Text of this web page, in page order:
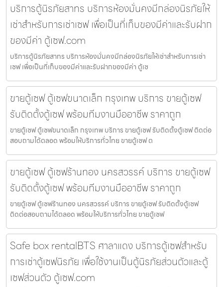
บริการตู้นิรภัยสาทร บริการห้องมั่นคงมีกล่องนิรภัยให้
เช่าสำหรับการเช่าเซฟ เพื่อเป็นที่เก็บของมีค่าและรับฝาก
ของมีค่า ตู้เซฟ.com
บริการตู้นิรภัยสาทร บริการห้องมั่นคงมีกล่องนิรภัยให้เช่าสำหรับการเช่า
เซฟ เพื่อเป็นที่เก็บของมีค่าและรับฝากของมีค่า ตู้เซ
ขายตู้เซฟ ตู้เซฟขนาดเล็ก กรุงเทพ บริการ ขายตู้เซฟ
รับติดตั้งตู้เซฟ พร้อมทีมงานมืออาชีพ ราคาถูก
ขายตู้เซฟ ตู้เซฟขนาดเล็ก กรุงเทพ บริการ ขายตู้เซฟ รับติดตั้งตู้เซฟ ติดต่อ
สอบถามได้ตลอด พร้อมให้บริการทั่วไทย ขายตู้เซฟ ต
ขายตู้เซฟ ตู้เซฟร้านทอง นครสวรรค์ บริการ ขายตู้เซฟ
รับติดตั้งตู้เซฟ พร้อมทีมงานมืออาชีพ ราคาถูก
ขายตู้เซฟ ตู้เซฟร้านทอง นครสวรรค์ บริการ ขายตู้เซฟ รับติดตั้งตู้เซฟ
ติดต่อสอบถามได้ตลอด พร้อมให้บริการทั่วไทย ขายตู้เซฟ
Safe box rentalBTS ศาลาแดง บริการตู้เซฟสำหรับ
การเช่าตู้เซฟนิรภัย เพื่อใช้งานเป็นตู้นิรภัยส่วนตัวและตู้
เซฟส่วนตัว ตู้เซฟ.com